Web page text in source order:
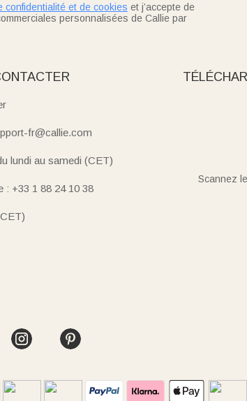
confidentialité et de cookies et j’accepte de
personnalisées de Callie par
fr@callie.com
lundi au samedi (CET)
: +33 1 88 24 10 38
Scannez